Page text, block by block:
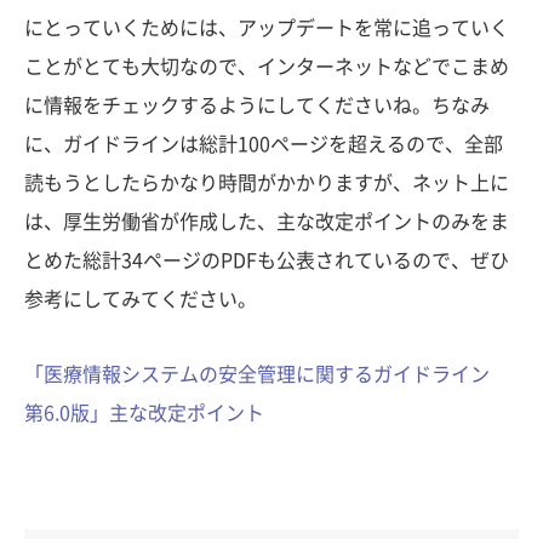
にとっていくためには、アップデートを常に追っていく
ことがとても大切なので、インターネットなどでこまめ
に情報をチェックするようにしてくださいね。ちなみ
に、ガイドラインは総計100ページを超えるので、全部
読もうとしたらかなり時間がかかりますが、ネット上に
は、厚生労働省が作成した、主な改定ポイントのみをま
とめた総計34ページのPDFも公表されているので、ぜひ
参考にしてみてください。
「医療情報システムの安全管理に関するガイドライン
第6.0版」主な改定ポイント